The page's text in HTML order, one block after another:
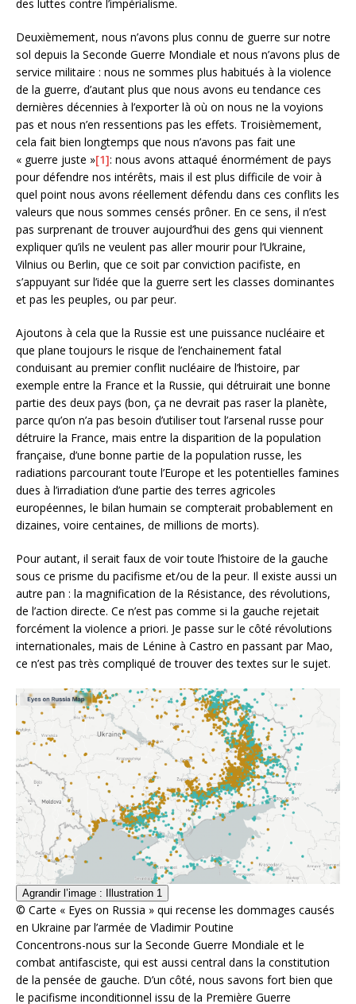
des luttes contre l’impérialisme.
Deuxièmement, nous n’avons plus connu de guerre sur notre
sol depuis la Seconde Guerre Mondiale et nous n’avons plus de
service militaire : nous ne sommes plus habitués à la violence
de la guerre, d’autant plus que nous avons eu tendance ces
dernières décennies à l’exporter là où on nous ne la voyions
pas et nous n’en ressentions pas les effets. Troisièmement,
cela fait bien longtemps que nous n’avons pas fait une
« guerre juste »[1]: nous avons attaqué énormément de pays
pour défendre nos intérêts, mais il est plus difficile de voir à
quel point nous avons réellement défendu dans ces conflits les
valeurs que nous sommes censés prôner. En ce sens, il n’est
pas surprenant de trouver aujourd’hui des gens qui viennent
expliquer qu’ils ne veulent pas aller mourir pour l’Ukraine,
Vilnius ou Berlin, que ce soit par conviction pacifiste, en
s’appuyant sur l’idée que la guerre sert les classes dominantes
et pas les peuples, ou par peur.
Ajoutons à cela que la Russie est une puissance nucléaire et
que plane toujours le risque de l’enchainement fatal
conduisant au premier conflit nucléaire de l’histoire, par
exemple entre la France et la Russie, qui détruirait une bonne
partie des deux pays (bon, ça ne devrait pas raser la planète,
parce qu’on n’a pas besoin d’utiliser tout l’arsenal russe pour
détruire la France, mais entre la disparition de la population
française, d’une bonne partie de la population russe, les
radiations parcourant toute l’Europe et les potentielles famines
dues à l’irradiation d’une partie des terres agricoles
européennes, le bilan humain se compterait probablement en
dizaines, voire centaines, de millions de morts).
Pour autant, il serait faux de voir toute l’histoire de la gauche
sous ce prisme du pacifisme et/ou de la peur. Il existe aussi un
autre pan : la magnification de la Résistance, des révolutions,
de l’action directe. Ce n’est pas comme si la gauche rejetait
forcément la violence a priori. Je passe sur le côté révolutions
internationales, mais de Lénine à Castro en passant par Mao,
ce n’est pas très compliqué de trouver des textes sur le sujet.
Agrandir l’image : Illustration 1
© Carte « Eyes on Russia » qui recense les dommages causés
en Ukraine par l’armée de Vladimir Poutine
Concentrons-nous sur la Seconde Guerre Mondiale et le
combat antifasciste, qui est aussi central dans la constitution
de la pensée de gauche. D’un côté, nous savons fort bien que
le pacifisme inconditionnel issu de la Première Guerre